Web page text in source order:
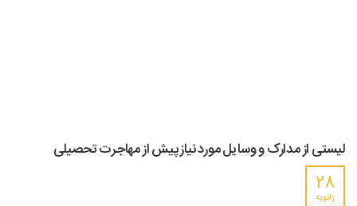
لیستی از مدارک و وسایل مورد نیاز پیش از مهاجرت تحصیلی
28
ژانویه